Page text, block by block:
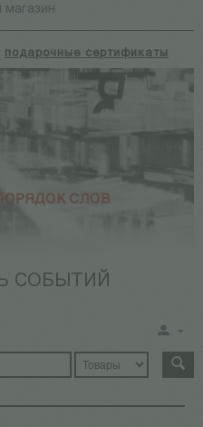
подарочные сертификаты
СОБЫТИЙ